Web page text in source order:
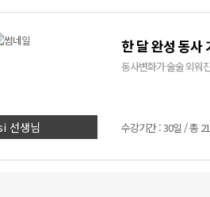
선생님
한 달 완성 동사
동사변화가 술술 외워
수강기간 : 30일 / 총